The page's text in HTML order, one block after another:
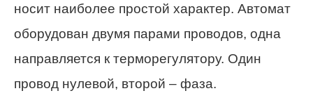
носит наиболее простой характер. Автомат
оборудован двумя парами проводов, одна
направляется к терморегулятору. Один
провод нулевой, второй – фаза.